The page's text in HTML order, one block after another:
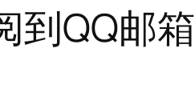
到QQ邮箱